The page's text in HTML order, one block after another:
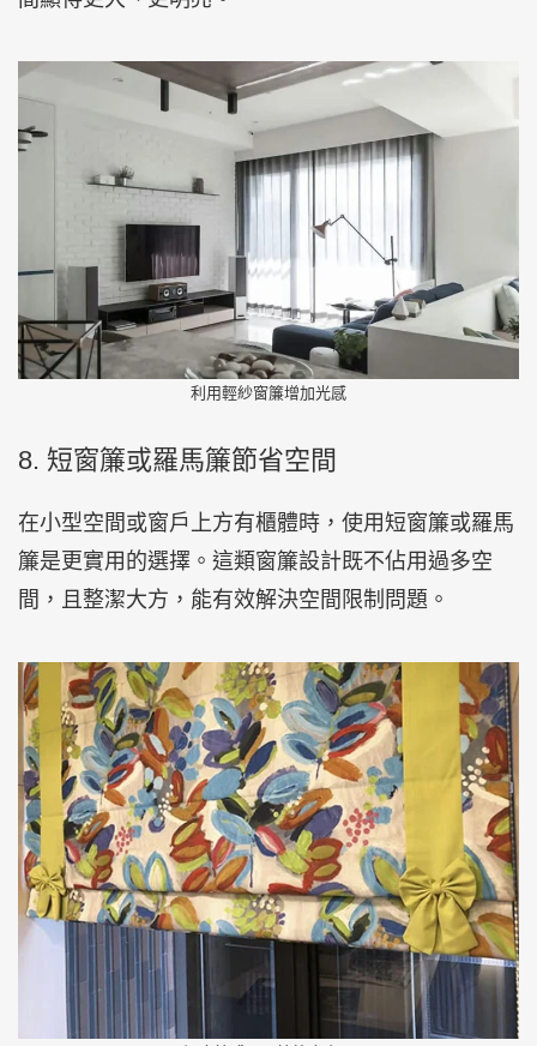
利用輕紗窗簾增加光感
8. 短窗簾或羅馬簾節省空間
在小型空間或窗戶上方有櫃體時，使用短窗簾或羅馬
簾是更實用的選擇。這類窗簾設計既不佔用過多空
間，且整潔大方，能有效解決空間限制問題。